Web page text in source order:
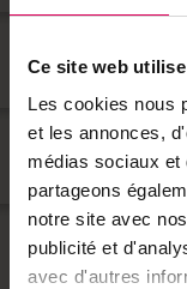
Ce site web
Les cookies nous
et les annonces,
médias sociaux et
partageons
notre site avec
publicité et
avec d'autres
7
3. und 4.
8
10. Mai,
9
10. Mai,